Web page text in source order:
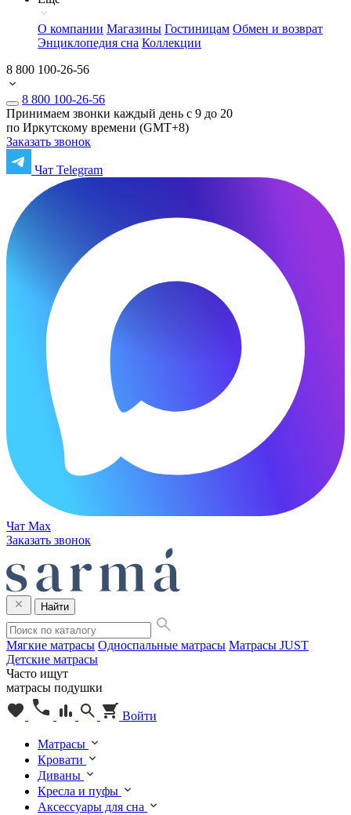
О компании Магазины Гостиницам Обмен и возврат
Энциклопедия сна Коллекции
8 800 100-26-56
8 800 100-26-56
Принимаем звонки каждый день с 9 до 20
по Иркутскому времени (GMT+8)
Заказать звонок
Чат Telegram
Чат Max
Заказать звонок
Найти
Мягкие матрасы Односпальные матрасы Матрасы JUST
Детские матрасы
Часто ищут
матрасы подушки
Войти
Матрасы
Кровати
Диваны
Кресла и пуфы
Аксессуары для сна